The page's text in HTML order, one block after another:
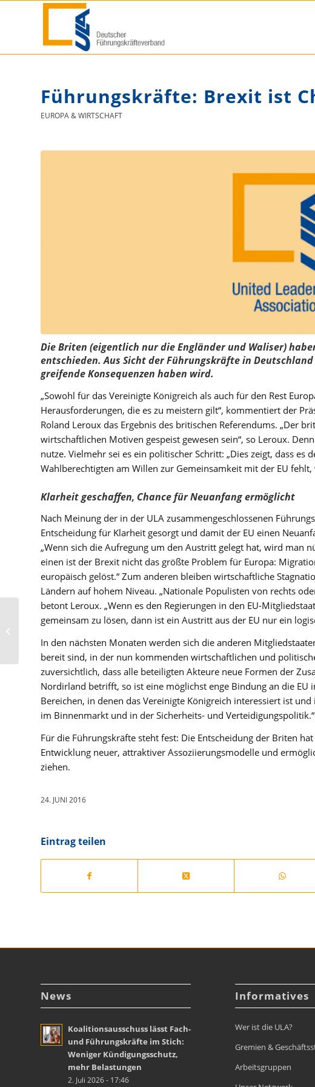
Führungskräfte: Brexit ist
EUROPA & WIRTSCHAFT
Die Briten (eigentlich nur die Engländer und Waliser)
entschieden. Aus Sicht der Führungskräfte in
greifende Konsequenzen haben wird.
„Sowohl für das Vereinigte Königreich als auch für den Rest
Herausforderungen, die es zu meistern gilt“, kommentiert der
Roland Leroux das Ergebnis des britischen Referendums. „Der
wirtschaftlichen Motiven gespeist gewesen sein“, so Leroux.
nutze. Vielmehr sei es ein politischer Schritt: „Dies zeigt, dass es
Wahlberechtigten am Willen zur Gemeinsamkeit mit der EU
Klarheit geschaffen, Chance für Neuanfang ermöglicht
Nach Meinung der in der ULA zusammengeschlossenen
Entscheidung für Klarheit gesorgt und damit der EU einen
„Wenn sich die Aufregung um den Austritt gelegt hat, wird man
einen ist der Brexit nicht das größte Problem für Europa:
europäisch gelöst.“ Zum anderen bleiben wirtschaftliche
Ländern auf hohem Niveau. „Nationale Populisten von rechts
betont Leroux. „Wenn es den Regierungen in den EU-
gemeinsam zu lösen, dann ist ein Austritt aus der EU nur ein
In den nächsten Monaten werden sich die anderen
bereit sind, in der nun kommenden wirtschaftlichen und
zuversichtlich, dass alle beteiligten Akteure neue Formen der
Nordirland betrifft, so ist eine möglichst enge Bindung an die EU
Bereichen, in denen das Vereinigte Königreich interessiert ist
im Binnenmarkt und in der Sicherheits- und Verteidigungspolitik.“
Für die Führungskräfte steht fest: Die Entscheidung der Briten
Entwicklung neuer, attraktiver Assoziierungsmodelle und
ziehen.
24. JUNI 2016
Eintrag teilen
News
Koalitionsausschuss lässt Fach-
und Führungskräfte im Stich:
Weniger Kündigungsschutz,
mehr Belastungen
2. Juli 2026 - 17:46
Informatives
Wer ist die ULA?
Gremien &
Arbeitsgruppen
BPW: Feuerwerk der
Präsidentinnen – Uta
Zech neue Präsidentin
des Business...